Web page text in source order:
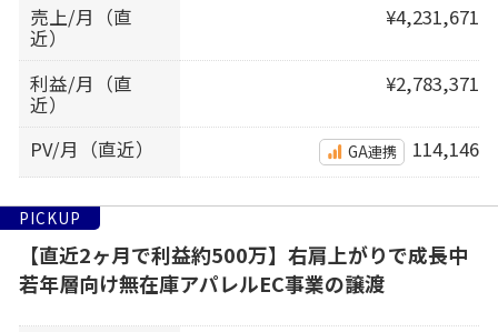
売上/月（直
近）
¥4,231,671
利益/月（直
近）
¥2,783,371
PV/月（直近） GA連携 114,146
PICKUP
【直近2ヶ月で利益約500万】右肩上がりで成長中
若年層向け無在庫アパレルEC事業の譲渡